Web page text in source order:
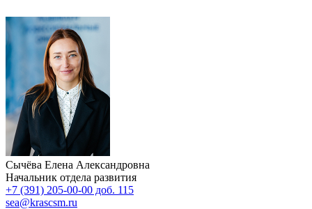
Сычёва Елена Александровна
Начальник отдела развития
+7 (391) 205-00-00 доб. 115
sea@krascsm.ru